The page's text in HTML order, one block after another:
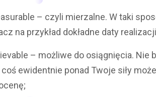
– czyli mierzalne. W taki
na przykład dokładne daty
– możliwe do osiągnięcia. Nie
ewidentnie ponad Twoje siły